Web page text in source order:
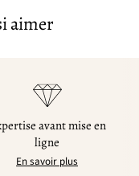
aimer
avant mise en
ligne
En savoir plus